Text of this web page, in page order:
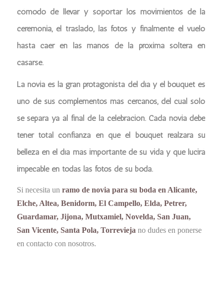
cómodo de llevar y soportar los movimientos de la
ceremonia, el traslado, las fotos y finalmente el vuelo
hasta caer en las manos de la próxima soltera en
casarse.
La novia es la gran protagonista del día y el bouquet es
uno de sus complementos más cercanos, del cual sólo
se separa ya al final de la celebración. Cada novia debe
tener total confianza en que el bouquet realzará su
belleza en el día más importante de su vida y que lucirá
impecable en todas las fotos de su boda.
Si necesita un ramo de novia para su boda en Alicante,
Elche, Altea, Benidorm, El Campello, Elda, Petrer,
Guardamar, Jijona, Mutxamiel, Novelda, San Juan,
San Vicente, Santa Pola, Torrevieja no dudes en ponerse
en contacto con nosotros.